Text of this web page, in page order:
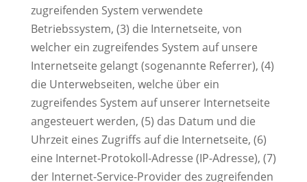
zugreifenden System verwendete
Betriebssystem, (3) die Internetseite, von
welcher ein zugreifendes System auf unsere
Internetseite gelangt (sogenannte Referrer), (4)
die Unterwebseiten, welche über ein
zugreifendes System auf unserer Internetseite
angesteuert werden, (5) das Datum und die
Uhrzeit eines Zugriffs auf die Internetseite, (6)
eine Internet-Protokoll-Adresse (IP-Adresse), (7)
der Internet-Service-Provider des zugreifenden